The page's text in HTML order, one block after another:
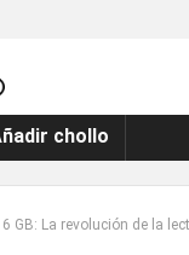
chollo
GB: La revolución de la